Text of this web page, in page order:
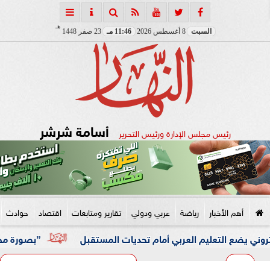
السبت 8 أغسطس 2026 11:46 مـ 23 صفر 1448
هـ
رئيس مجلس الإدارة ورئيس التحرير أسامة شرشر
أهم الأخبار رياضة عربي ودولي تقارير ومتابعات اقتصاد حوادث
”بصورة مختلفة” العربي أمام تحديات المستقبل